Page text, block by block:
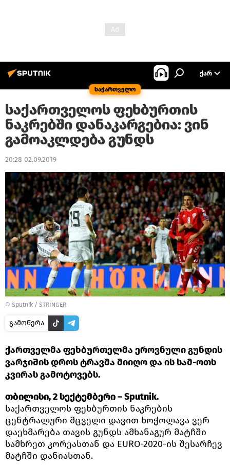
საქართველო
ᲥᲐᲠ
საქართველოს ფეხბურთის
ნაკრებში დანაკარგებია: ვინ
გამოაკლდება გუნდს
20:28 02.09.2019
© Sputnik / STRINGER
გამოწერა
ქართველმა ფეხბურთელმა ეროვნული გუნდის
ვარჯიშის დროს ტრავმა მიიღო და ის სამ-ოთხ
კვირას გამოტოვებს.
თბილისი, 2 სექტემბერი – Sputnik.
საქართველოს ფეხბურთის ნაკრების
ცენტრალური მცველი დავით ხოჭოლავა ვერ
დაეხმარება თავის გუნდს ამხანაგურ მატჩში
სამხრეთ კორეასთან და EURO-2020-ის შესარჩევ
მატჩში დანიასთან.